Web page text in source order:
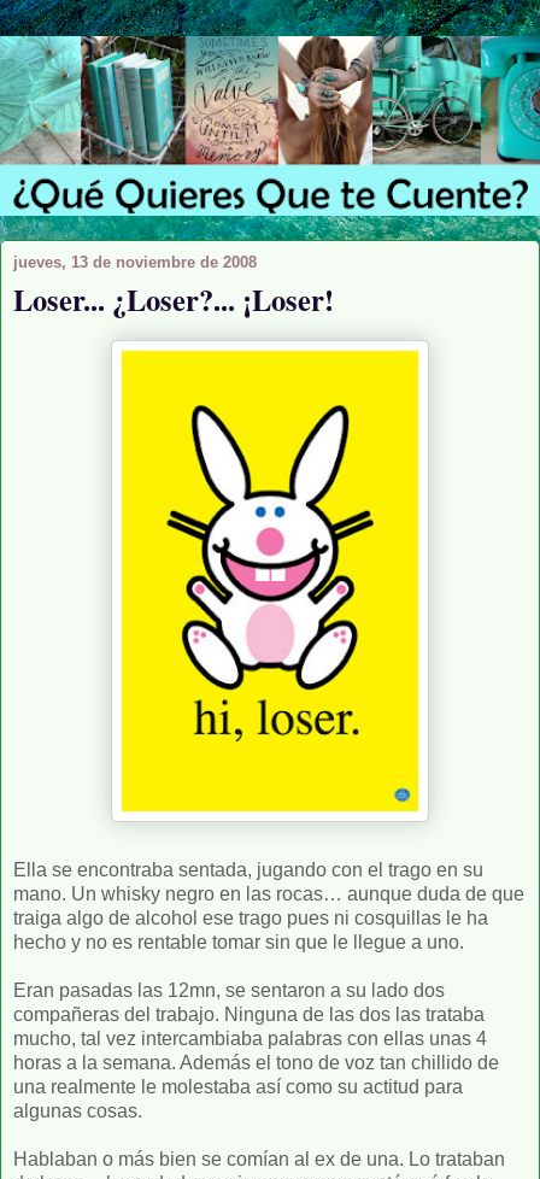
jueves, 13 de noviembre de 2008
Loser... ¿Loser?... ¡Loser!
Ella se encontraba sentada, jugando con el trago en su
mano. Un whisky negro en las rocas… aunque duda de que
traiga algo de alcohol ese trago pues ni cosquillas le ha
hecho y no es rentable tomar sin que le llegue a uno.
Eran pasadas las 12mn, se sentaron a su lado dos
compañeras del trabajo. Ninguna de las dos las trataba
mucho, tal vez intercambiaba palabras con ellas unas 4
horas a la semana. Además el tono de voz tan chillido de
una realmente le molestaba así como su actitud para
algunas cosas.
Hablaban o más bien se comían al ex de una. Lo trataban